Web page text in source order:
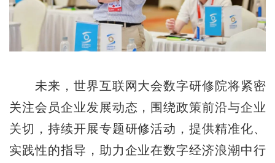
未来，世界互联网大会数字研修院将紧密
关注会员企业发展动态，围绕政策前沿与企业
关切，持续开展专题研修活动，提供精准化、
实践性的指导，助力企业在数字经济浪潮中行